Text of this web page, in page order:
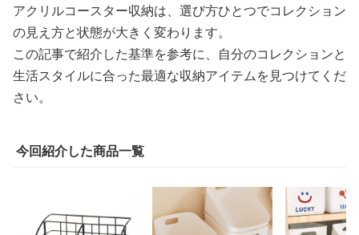
アクリルコースター収納は、選び方ひとつでコレクション
の見え方と状態が大きく変わります。
この記事で紹介した基準を参考に、自分のコレクションと
生活スタイルに合った最適な収納アイテムを見つけてくだ
さい。
今回紹介した商品一覧